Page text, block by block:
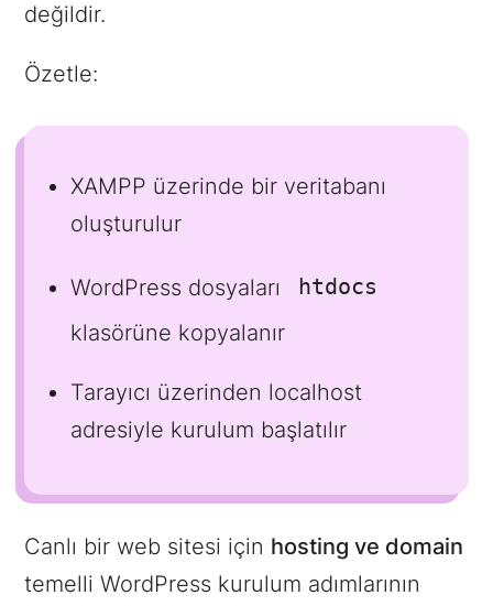
değildir.
Özetle:
XAMPP üzerinde bir veritabanı
oluşturulur
WordPress dosyaları
htdocs
klasörüne kopyalanır
Tarayıcı üzerinden localhost
adresiyle kurulum başlatılır
Canlı bir web sitesi için hosting ve domain
temelli WordPress kurulum adımlarının